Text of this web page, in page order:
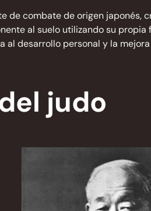
de combate de origen japonés,
al suelo utilizando su propia
al desarrollo personal y la
judo